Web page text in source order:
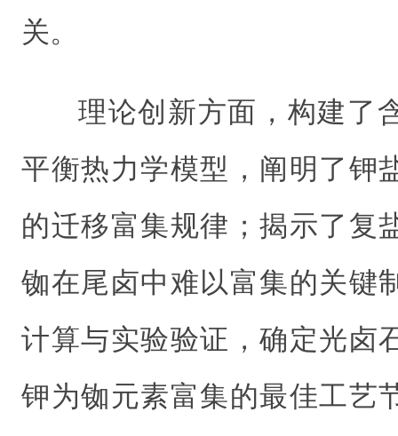
关。
理论创新方面，构建了
平衡热力学模型，阐明了钾
的迁移富集规律；揭示了复
铷在尾卤中难以富集的关键
计算与实验验证，确定光卤
钾为铷元素富集的最佳工艺